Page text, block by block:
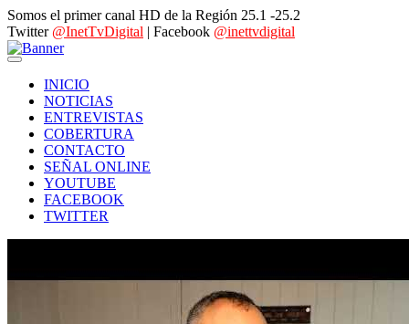
Somos el primer canal HD de la Región 25.1 -25.2
Twitter @InetTvDigital | Facebook @inettvdigital
INICIO
NOTICIAS
ENTREVISTAS
COBERTURA
CONTACTO
SEÑAL ONLINE
YOUTUBE
FACEBOOK
TWITTER